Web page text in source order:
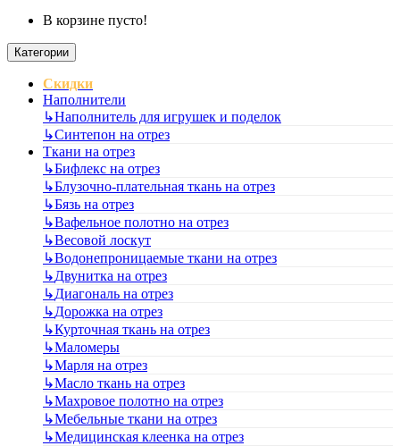
В корзине пусто!
Категории
Скидки
Наполнители
↳Наполнитель для игрушек и поделок
↳Синтепон на отрез
Ткани на отрез
↳Бифлекс на отрез
↳Блузочно-плательная ткань на отрез
↳Бязь на отрез
↳Вафельное полотно на отрез
↳Весовой лоскут
↳Водонепроницаемые ткани на отрез
↳Двунитка на отрез
↳Диагональ на отрез
↳Дорожка на отрез
↳Курточная ткань на отрез
↳Маломеры
↳Марля на отрез
↳Масло ткань на отрез
↳Махровое полотно на отрез
↳Мебельные ткани на отрез
↳Медицинская клеенка на отрез